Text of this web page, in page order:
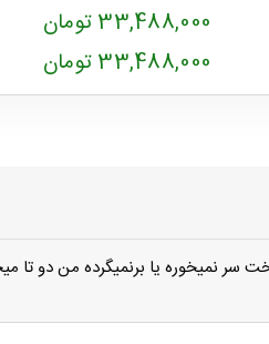
33,488,000 تومان
33,488,000 تومان
سر نميخوره يا برنميگرده من دو تا